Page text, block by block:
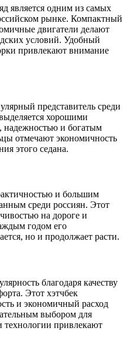
является одним из самых
рынке. Компактный
двигатели делают
условий. Удобный
привлекают внимание
представитель среди
хорошими
надежностью и богатым
отмечают экономичность
этого седана.
и большим
среди россиян. Этот
на дороге и
годом его
но и продолжает расти.
благодаря качеству
Этот хэтчбек
и экономичный расход
выбором для
технологии привлекают